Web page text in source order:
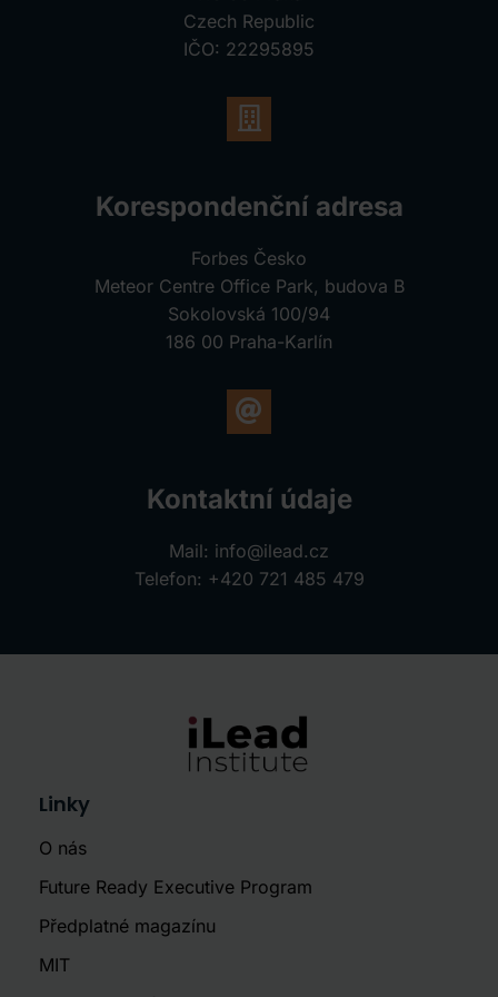
Czech Republic
IČO: 22295895
Korespondenční adresa
Forbes Česko
Meteor Centre Office Park, budova B
Sokolovská 100/94
186 00 Praha-Karlín
Kontaktní údaje
Mail: info@ilead.cz
Telefon: +420 721 485 479
Linky
O nás
Future Ready Executive Program
Předplatné magazínu
MIT